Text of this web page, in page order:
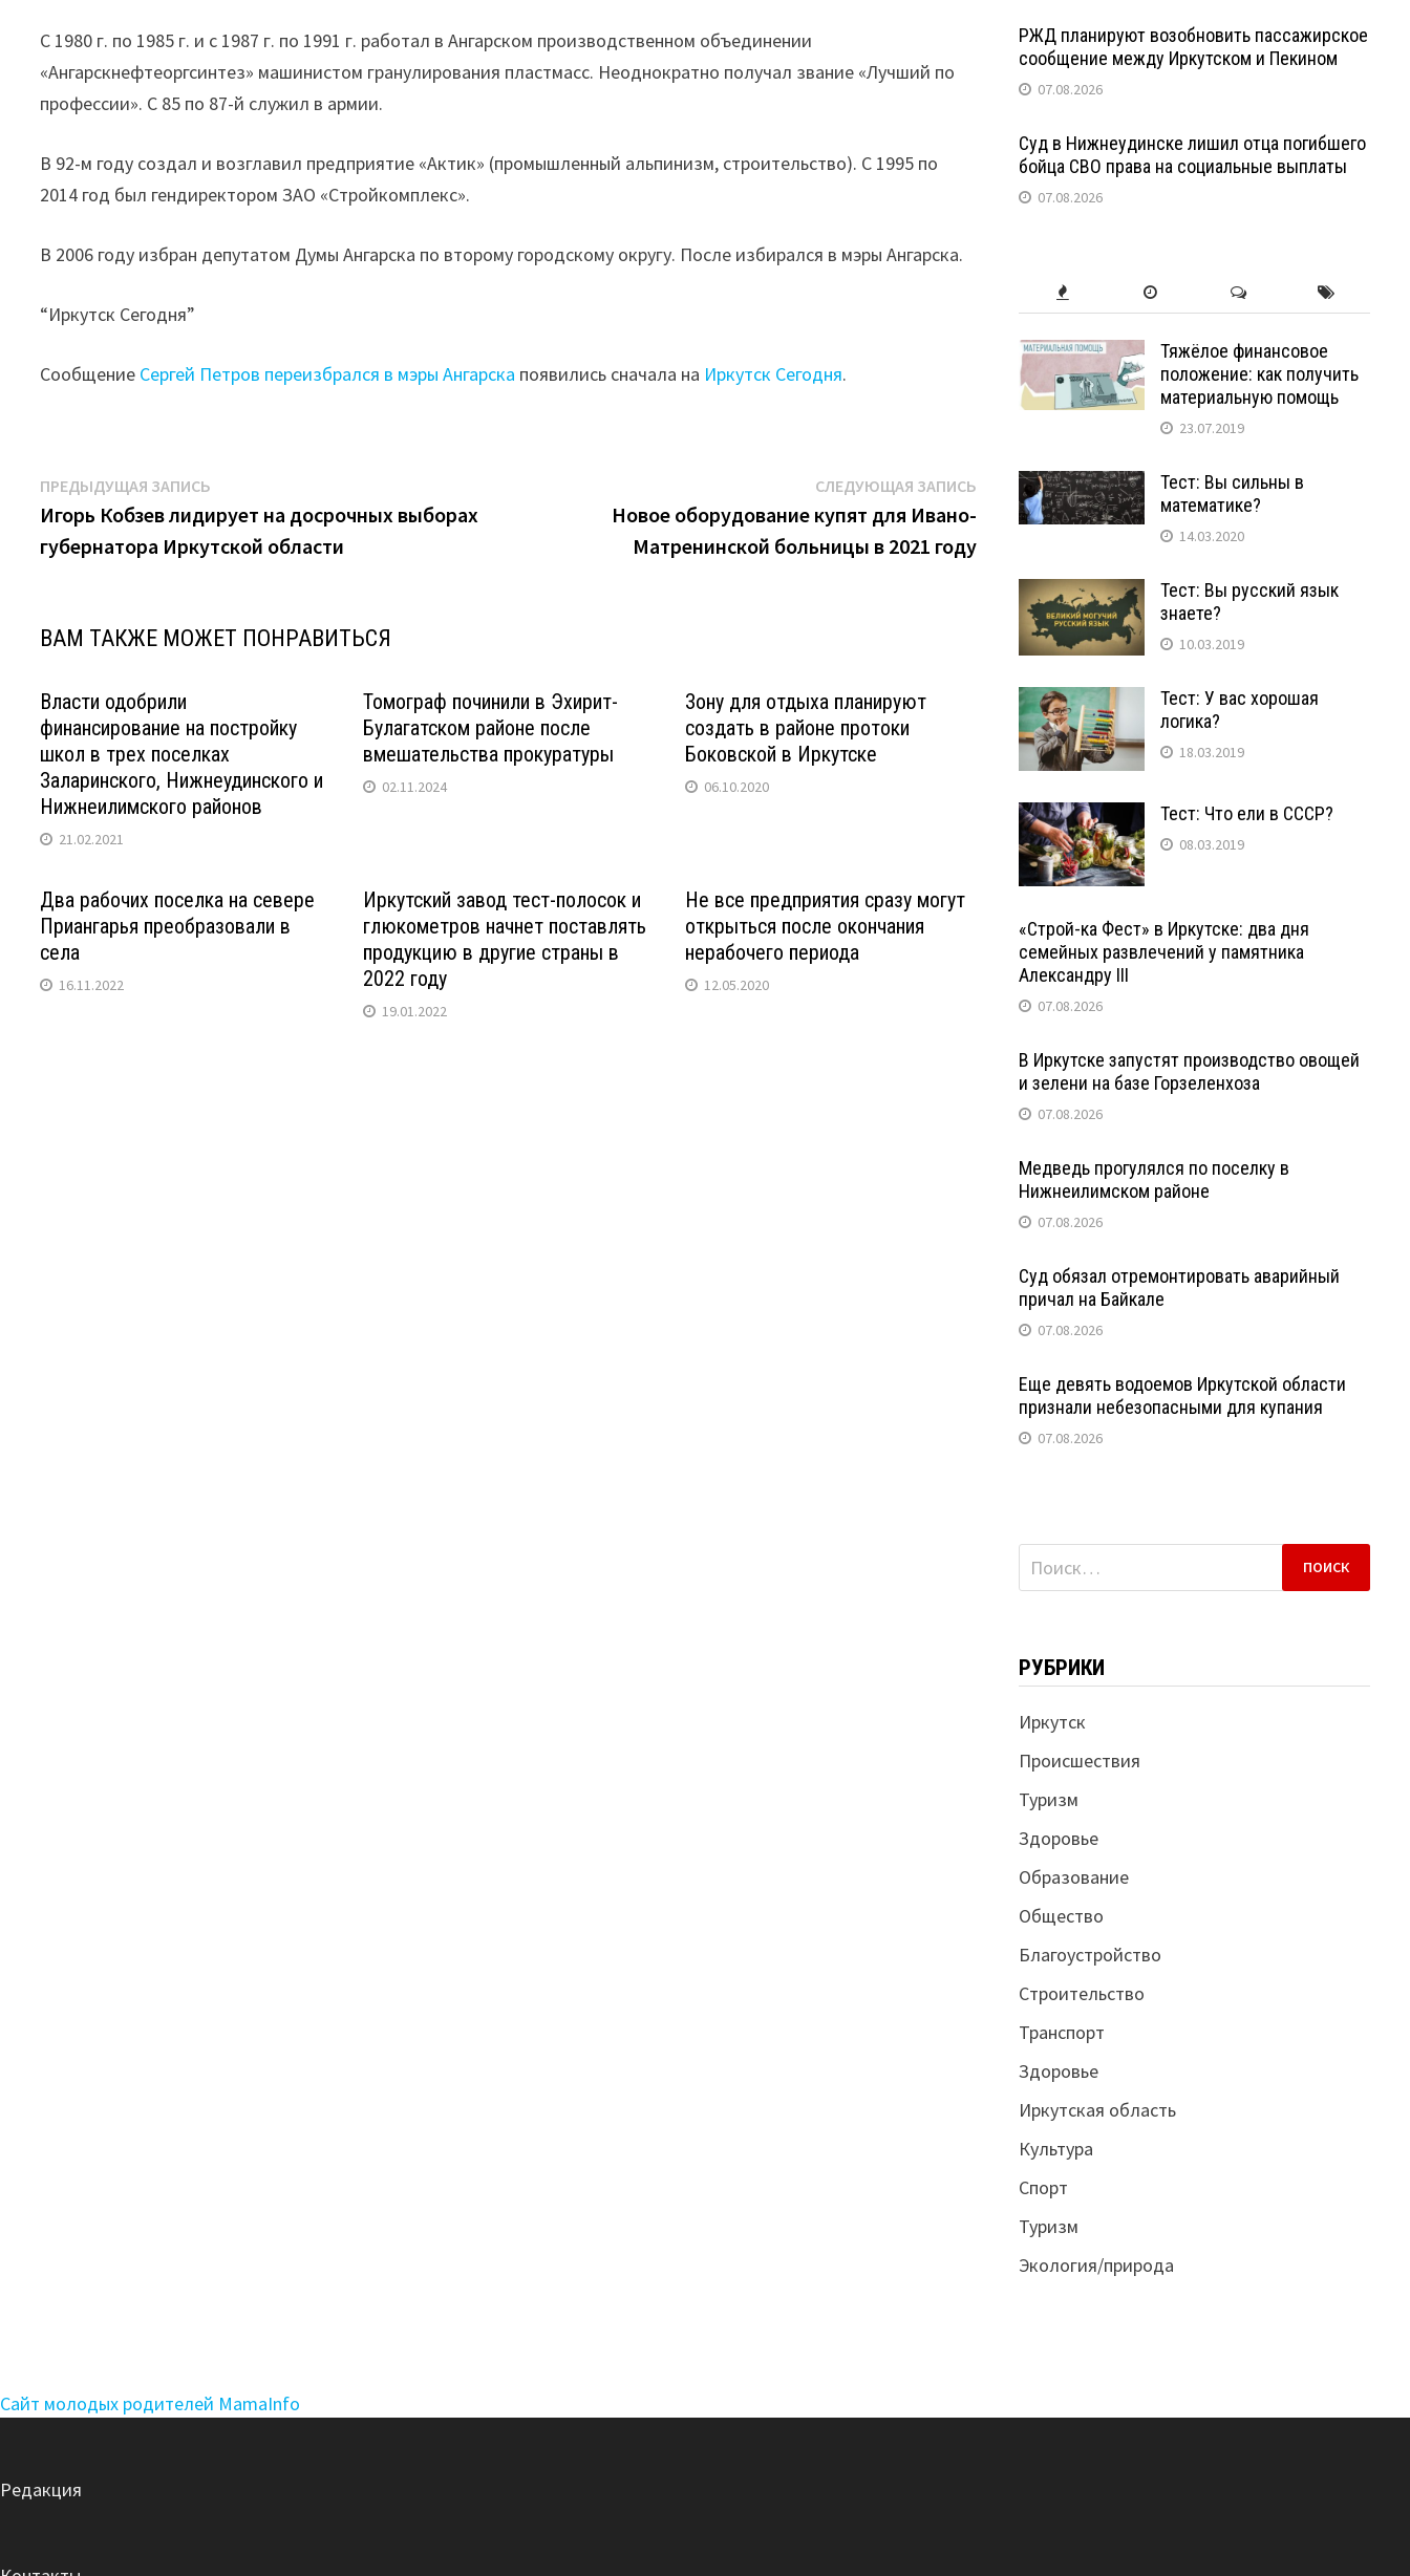
С 1980 г. по 1985 г. и с 1987 г. по 1991 г. работал в Ангарском производственном объединении
«Ангарскнефтеоргсинтез» машинистом гранулирования пластмасс. Неоднократно получал звание «Лучший по
профессии». С 85 по 87-й служил в армии.
В 92-м году создал и возглавил предприятие «Актик» (промышленный альпинизм, строительство). С 1995 по
2014 год был гендиректором ЗАО «Стройкомплекс».
В 2006 году избран депутатом Думы Ангарска по второму городскому округу. После избирался в мэры Ангарска.
“Иркутск Сегодня”
Сообщение Сергей Петров переизбрался в мэры Ангарска появились сначала на Иркутск Сегодня.
Навигация
по
записям
ПРЕДЫДУЩАЯ ЗАПИСЬ
запись:
Игорь Кобзев лидирует на досрочных выборах
губернатора Иркутской области
СЛЕДУЮЩАЯ ЗАПИСЬСледующая
запись:
Новое оборудование купят для Ивано-
Матренинской больницы в 2021 году
ВАМ ТАКЖЕ МОЖЕТ ПОНРАВИТЬСЯ
Власти одобрили
финансирование на постройку
школ в трех поселках
Заларинского, Нижнеудинского и
Нижнеилимского районов
21.02.2021
Томограф починили в Эхирит-
Булагатском районе после
вмешательства прокуратуры
02.11.2024
Зону для отдыха планируют
создать в районе протоки
Боковской в Иркутске
06.10.2020
Два рабочих поселка на севере
Приангарья преобразовали в
села
16.11.2022
Иркутский завод тест-полосок и
глюкометров начнет поставлять
продукцию в другие страны в
2022 году
19.01.2022
Не все предприятия сразу могут
открыться после окончания
нерабочего периода
12.05.2020
РЖД планируют возобновить пассажирское
сообщение между Иркутском и Пекином
07.08.2026
Суд в Нижнеудинске лишил отца погибшего
бойца СВО права на социальные выплаты
07.08.2026
Тяжёлое финансовое
положение: как получить
материальную помощь
23.07.2019
Тест: Вы сильны в
математике?
14.03.2020
Тест: Вы русский язык
знаете?
10.03.2019
Тест: У вас хорошая
логика?
18.03.2019
Тест: Что ели в СССР?
08.03.2019
«Строй-ка Фест» в Иркутске: два дня
семейных развлечений у памятника
Александру III
07.08.2026
В Иркутске запустят производство овощей
и зелени на базе Горзеленхоза
07.08.2026
Медведь прогулялся по поселку в
Нижнеилимском районе
07.08.2026
Суд обязал отремонтировать аварийный
причал на Байкале
07.08.2026
Еще девять водоемов Иркутской области
признали небезопасными для купания
07.08.2026
Найти:
РУБРИКИ
Иркутск
Происшествия
Туризм
Здоровье
Образование
Общество
Благоустройство
Строительство
Транспорт
Здоровье
Иркутская область
Культура
Спорт
Туризм
Экология/природа
Сайт молодых родителей MamaInfo
Редакция